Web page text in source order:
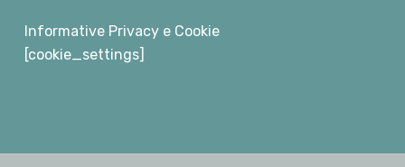
Informative Privacy e Cookie
[cookie_settings]